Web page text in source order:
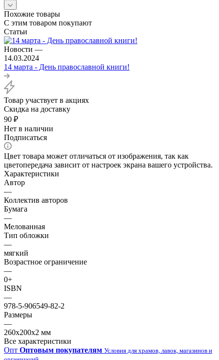
Похожие товары
С этим товаром покупают
Статьи
Новости —
14.03.2024
14 марта - День православной книги!
Товар участвует в акциях
Скидка на доставку
90 ₽
Нет в наличии
Подписаться
Цвет товара может отличаться от изображения, так как
цветопередача зависит от настроек экрана вашего устройства.
Характеристики
Автор
—
Коллектив авторов
Бумага
—
Мелованная
Тип обложки
—
мягкий
Возрастное ограничение
—
0+
ISBN
—
978-5-906549-82-2
Размеры
—
260х200х2 мм
Все характеристики
Опт Оптовым покупателям Условия для храмов, лавок, магазинов и